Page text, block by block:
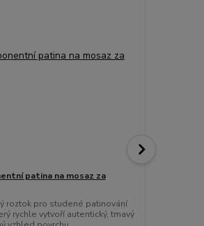
patina na mosaz za
roztok pro studené patinování
rychle vytvoří autentický, tmavý